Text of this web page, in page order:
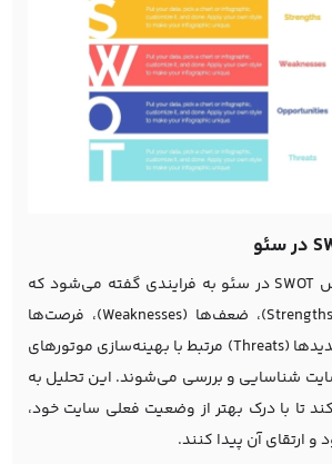
تجزیه و تحلیل ماتریس SWOT در سئو به فرایندی گفته می‌شود که
طی آن نقاط قوت (Strengths)، ضعف‌ها (Weaknesses)، فرصت‌ها
(Opportunities) و تهدیدها (Threats) مرتبط با بهینه‌سازی موتورهای
شناسایی و بررسی می‌شوند. این تحلیل به
تا با درک بهتر از وضعیت فعلی سایت خود،
و ارتقای آن پیدا کنند.